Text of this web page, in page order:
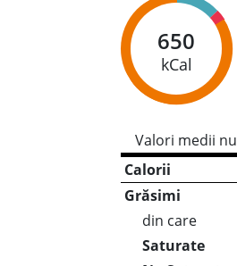
650
kCal
Valori medii
Calorii
Grăsimi
din care
Saturate